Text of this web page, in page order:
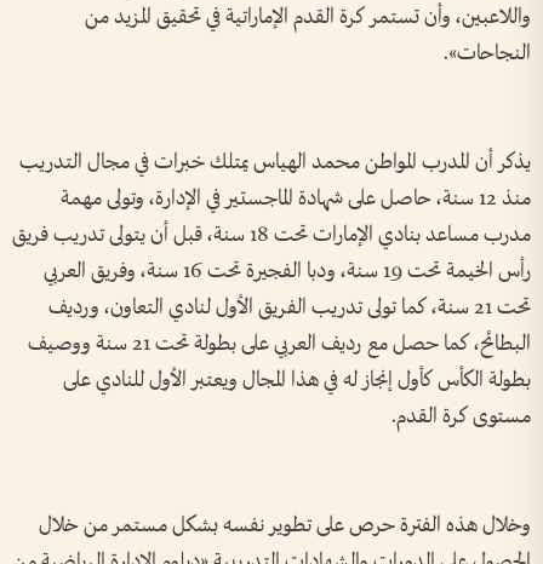
واللاعبين، وأن تستمر كرة القدم الإماراتية في تحقيق المزيد من
النجاحات».
يذكر أن المدرب المواطن محمد الهياس يمتلك خبرات في مجال التدريب
منذ 12 سنة، حاصل على شهادة الماجستير في الإدارة، وتولى مهمة
مدرب مساعد بنادي الإمارات تحت 18 سنة، قبل أن يتولى تدريب فريق
رأس الخيمة تحت 19 سنة، ودبا الفجيرة تحت 16 سنة، وفريق العربي
تحت 21 سنة، كما تولى تدريب الفريق الأول لنادي التعاون، ورديف
البطائح، كما حصل مع رديف العربي على بطولة تحت 21 سنة ووصيف
بطولة الكأس كأول إنجاز له في هذا المجال ويعتبر الأول للنادي على
مستوى كرة القدم.
وخلال هذه الفترة حرص على تطوير نفسه بشكل مستمر من خلال